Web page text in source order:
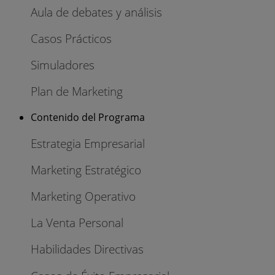
Aula de debates y análisis
Casos Prácticos
Simuladores
Plan de Marketing
Contenido del Programa
Estrategia Empresarial
Marketing Estratégico
Marketing Operativo
La Venta Personal
Habilidades Directivas